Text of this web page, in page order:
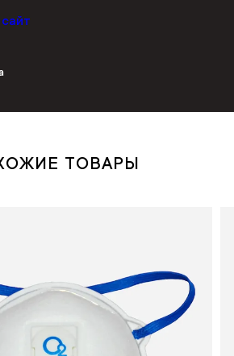
ТОВАРЫ